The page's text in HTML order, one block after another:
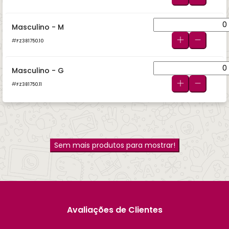
Masculino - M
FZ381750.10
Masculino - G
FZ381750.11
Sem mais produtos para mostrar!
Avaliações de Clientes